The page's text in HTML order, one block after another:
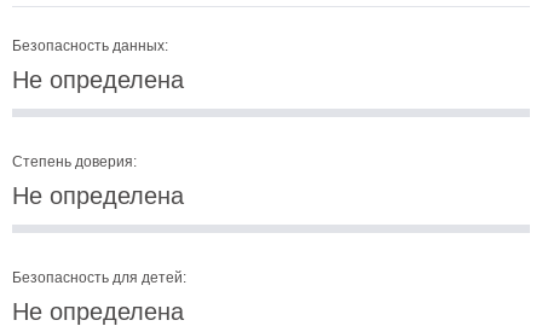
Безопасность данных:
Не определена
Степень доверия:
Не определена
Безопасность для детей:
Не определена